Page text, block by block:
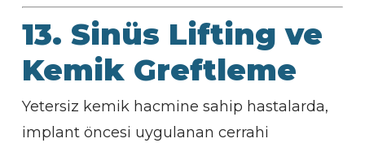
13. Sinüs Lifting ve
Kemik Greftleme
Yetersiz kemik hacmine sahip hastalarda,
implant öncesi uygulanan cerrahi